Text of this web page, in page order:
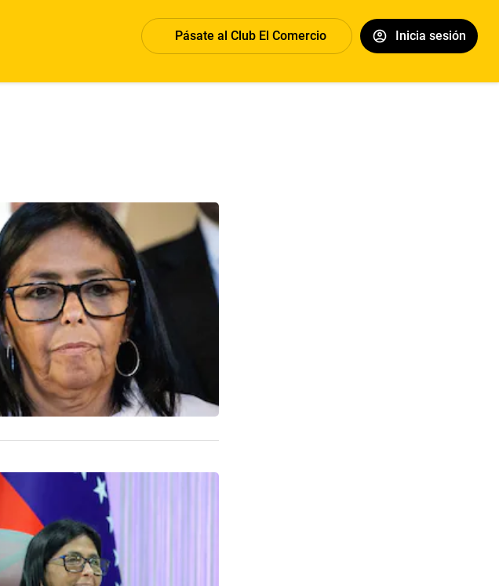
Pásate al Club El Comercio Inicia sesión